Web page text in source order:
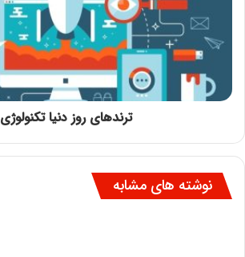
ترندهای روز دنیا تکنولوژی
نوشته های مشابه